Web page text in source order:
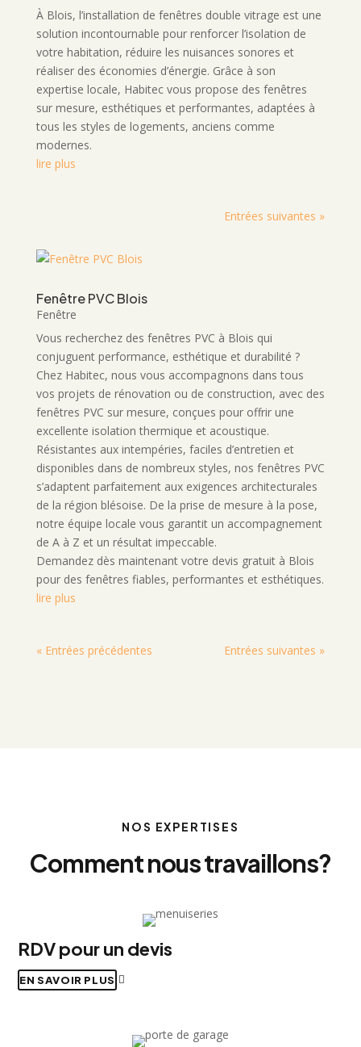
À Blois, l’installation de fenêtres double vitrage est une
solution incontournable pour renforcer l’isolation de
votre habitation, réduire les nuisances sonores et
réaliser des économies d’énergie. Grâce à son
expertise locale, Habitec vous propose des fenêtres
sur mesure, esthétiques et performantes, adaptées à
tous les styles de logements, anciens comme
modernes.
lire plus
Entrées suivantes »
Fenêtre PVC Blois
Fenêtre
Vous recherchez des fenêtres PVC à Blois qui
conjuguent performance, esthétique et durabilité ?
Chez Habitec, nous vous accompagnons dans tous
vos projets de rénovation ou de construction, avec des
fenêtres PVC sur mesure, conçues pour offrir une
excellente isolation thermique et acoustique.
Résistantes aux intempéries, faciles d’entretien et
disponibles dans de nombreux styles, nos fenêtres PVC
s’adaptent parfaitement aux exigences architecturales
de la région blésoise. De la prise de mesure à la pose,
notre équipe locale vous garantit un accompagnement
de A à Z et un résultat impeccable.
Demandez dès maintenant votre devis gratuit à Blois
pour des fenêtres fiables, performantes et esthétiques.
lire plus
« Entrées précédentes Entrées suivantes »
NOS EXPERTISES
Comment nous travaillons?
RDV pour un devis
EN SAVOIR PLUS